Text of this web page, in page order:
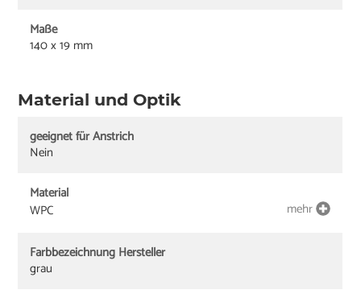
Maße
140 x 19 mm
Material und Optik
geeignet für Anstrich
Nein
Material
WPC
mehr
Farbbezeichnung Hersteller
grau